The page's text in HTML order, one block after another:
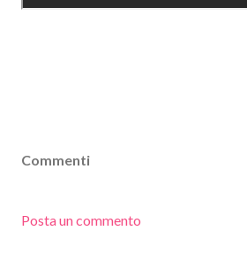
Commenti
Posta un commento